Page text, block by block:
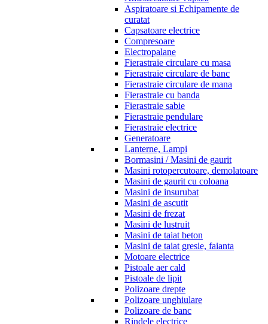
Aspiratoare si Echipamente de
curatat
Capsatoare electrice
Compresoare
Electropalane
Fierastraie circulare cu masa
Fierastraie circulare de banc
Fierastraie circulare de mana
Fierastraie cu banda
Fierastraie sabie
Fierastraie pendulare
Fierastraie electrice
Generatoare
Lanterne, Lampi
Bormasini / Masini de gaurit
Masini rotopercutoare, demolatoare
Masini de gaurit cu coloana
Masini de insurubat
Masini de ascutit
Masini de frezat
Masini de lustruit
Masini de taiat beton
Masini de taiat gresie, faianta
Motoare electrice
Pistoale aer cald
Pistoale de lipit
Polizoare drepte
Polizoare unghiulare
Polizoare de banc
Rindele electrice